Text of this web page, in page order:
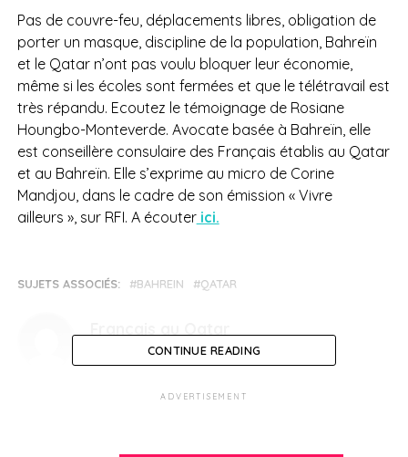
Pas de couvre-feu, déplacements libres, obligation de
porter un masque, discipline de la population, Bahreïn
et le Qatar n’ont pas voulu bloquer leur économie,
même si les écoles sont fermées et que le télétravail est
très répandu. Ecoutez le témoignage de Rosiane
Houngbo-Monteverde. Avocate basée à Bahreïn, elle
est conseillère consulaire des Français établis au Qatar
et au Bahreïn. Elle s’exprime au micro de Corine
Mandjou, dans le cadre de son émission « Vivre
ailleurs », sur RFI. A écouterici.
SUJETS ASSOCIÉS: BAHREIN QATAR
CONTINUE READING
ADVERTISEMENT